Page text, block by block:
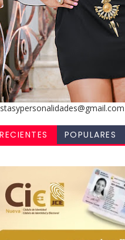
RECIENTES POPULARES